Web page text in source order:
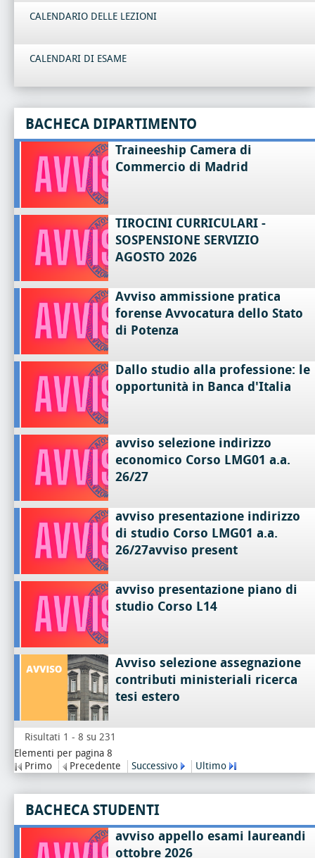
CALENDARIO DELLE LEZIONI
CALENDARI DI ESAME
BACHECA DIPARTIMENTO
Traineeship Camera di
Commercio di Madrid
TIROCINI CURRICULARI -
SOSPENSIONE SERVIZIO
AGOSTO 2026
Avviso ammissione pratica
forense Avvocatura dello Stato
di Potenza
Dallo studio alla professione: le
opportunità in Banca d'Italia
avviso selezione indirizzo
economico Corso LMG01 a.a.
26/27
avviso presentazione indirizzo
di studio Corso LMG01 a.a.
26/27avviso present
avviso presentazione piano di
studio Corso L14
Avviso selezione assegnazione
contributi ministeriali ricerca
tesi estero
Risultati 1 - 8 su 231
Elementi per pagina 8
Primo
Precedente Successivo Ultimo
BACHECA STUDENTI
avviso appello esami laureandi
ottobre 2026